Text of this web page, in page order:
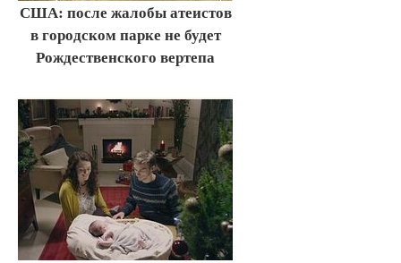
США: после жалобы атеистов
в городском парке не будет
Рождественского вертепа